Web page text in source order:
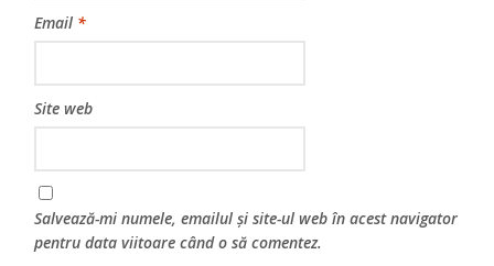
Email *
Site web
Salvează-mi numele, emailul și site-ul web în acest navigator
pentru data viitoare când o să comentez.